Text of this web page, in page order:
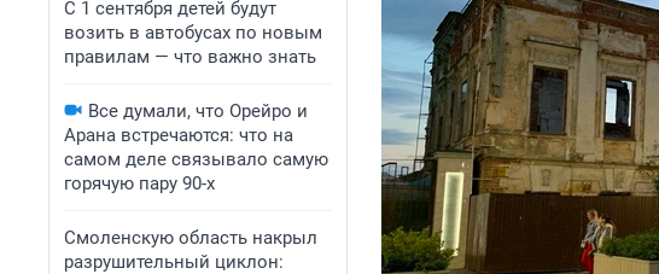
С 1 сентября детей будут
возить в автобусах по новым
правилам — что важно знать
Все думали, что Орейро и
Арана встречаются: что на
самом деле связывало самую
горячую пару 90-х
Смоленскую область накрыл
разрушительный циклон: